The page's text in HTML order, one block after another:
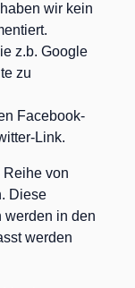
wir kein
z.b. Google
zu
Facebook-
Link.
Reihe von
Diese
werden in den
werden